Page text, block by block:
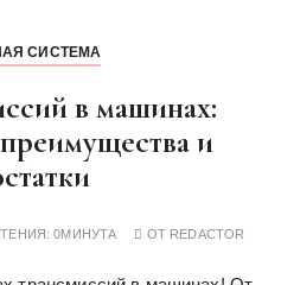
СИСТЕМА
в машинах:
и
0МИНУТА ОТ REDACTOR